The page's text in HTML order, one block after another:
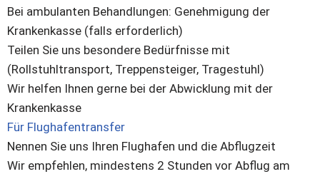
Bei ambulanten Behandlungen: Genehmigung der
Krankenkasse (falls erforderlich)
Teilen Sie uns besondere Bedürfnisse mit
(Rollstuhltransport, Treppensteiger, Tragestuhl)
Wir helfen Ihnen gerne bei der Abwicklung mit der
Krankenkasse
Für Flughafentransfer
Nennen Sie uns Ihren Flughafen und die Abflugzeit
Wir empfehlen, mindestens 2 Stunden vor Abflug am